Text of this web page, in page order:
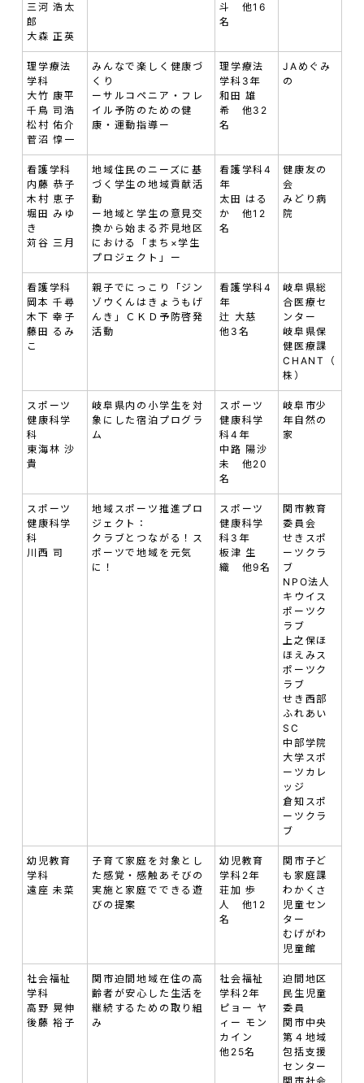
三河 浩太
郎
大森 正英
斗 他16
名
理学療法
学科
大竹 康平
千鳥 司浩
松村 佑介
菅沼 惇一
みんなで楽しく健康づ
くり
ーサルコペニア・フレ
イル予防のための健
康・運動指導ー
理学療法
学科3年
和田 雄
希 他32
名
JAめぐみ
の
看護学科
内藤 恭子
木村 恵子
堀田 みゆ
き
苅谷 三月
地域住民のニーズに基
づく学生の地域貢献活
動
ー地域と学生の意見交
換から始まる芥見地区
における「まち×学生
プロジェクト」ー
看護学科4
年
太田 はる
か 他12
名
健康友の
会
みどり病
院
看護学科
岡本 千尋
木下 幸子
藤田 るみ
こ
親子でにっこり「ジン
ゾウくんはきょうもげ
んき」ＣＫＤ予防啓発
活動
看護学科4
年
辻 大慈
他3名
岐阜県総
合医療セ
ンター
岐阜県保
健医療課
CHANT（
株）
スポーツ
健康科学
科
東海林 沙
貴
岐阜県内の小学生を対
象にした宿泊プログラ
ム
スポーツ
健康科学
科4年
中路 陽沙
未 他20
名
岐阜市少
年自然の
家
スポーツ
健康科学
科
川西 司
地域スポーツ推進プロ
ジェクト：
クラブとつながる！ス
ポーツで地域を元気
に！
スポーツ
健康科学
科3年
板津 生
織 他9名
関市教育
委員会
せきスポ
ーツクラ
ブ
NPO法人
キウイス
ポーツク
ラブ
上之保ほ
ほえみス
ポーツク
ラブ
せき西部
ふれあい
SC
中部学院
大学スポ
ーツカレ
ッジ
倉知スポ
ーツクラ
ブ
幼児教育
学科
遠座 未菜
子育て家庭を対象とし
た感覚・感触あそびの
実施と家庭でできる遊
びの提案
幼児教育
学科2年
荘加 歩
人 他12
名
関市子ど
も家庭課
わかくさ
児童セン
ター
むげがわ
児童館
社会福祉
学科
高野 晃伸
後藤 裕子
関市迫間地域在住の高
齢者が安心した生活を
継続するための取り組
み
社会福祉
学科2年
ピョー ヤ
ィー モン
カイン
他25名
迫間地区
民生児童
委員
関市中央
第４地域
包括支援
センター